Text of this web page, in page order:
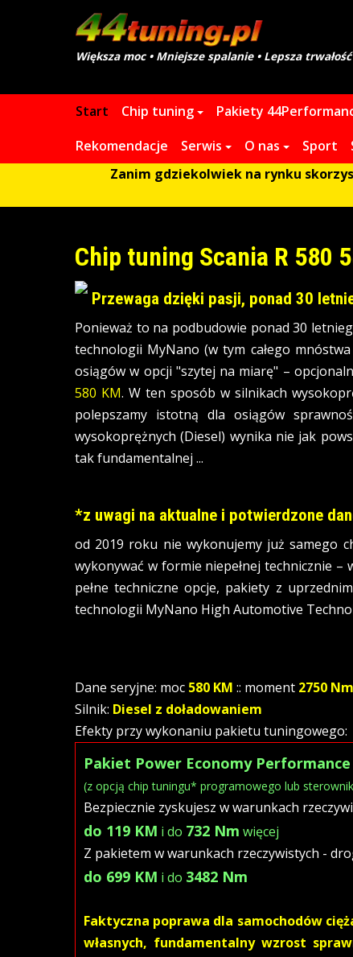
Większa moc • Mniejsze spalanie • Lepsza trwałość
Start Chip tuning Pakiety
Rekomendacje
Serwis O nas Sport
Zanim gdziekolwiek na rynku
Chip tuning Scania R 580
Przewaga dzięki pasji, ponad 30
Ponieważ to na podbudowie ponad 30
technologii MyNano (w tym całego
osiągów w opcji "szytej na miarę" –
580 KM. W ten sposób w silnikach
polepszamy istotną dla osiągów
wysokoprężnych (Diesel) wynika nie jak
tak fundamentalnej ...
*z uwagi na aktualne i potwierdzone
od 2019 roku nie wykonujemy już samego
wykonywać w formie niepełnej technicznie
pełne techniczne opcje, pakiety z
technologii MyNano High Automotive
Dane seryjne: moc 580 KM :: moment 2750 Nm
Silnik: Diesel z doładowaniem
Efekty przy wykonaniu pakietu tuningowego:
Pakiet Power Economy
(z opcją chip tuningu* programowego lub
Bezpiecznie zyskujesz w warunkach
do 119 KM i do 732 Nm więcej
Z pakietem w warunkach rzeczywistych -
do 699 KM i do 3482 Nm
Faktyczna poprawa dla samochodów
własnych, fundamentalny wzrost